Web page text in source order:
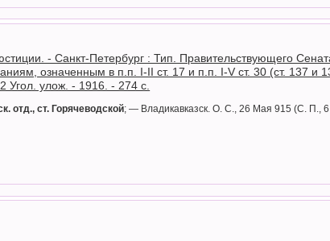
- Санкт-Петербург : Тип. Правительствующего
означенным в п.п. I-II ст. 17 и п.п. I-V ст. 30 (ст. 137 и
Угол. улож. - 1916. - 274 с.
отд., ст. Горячеводской; — Владикавказск. О. С., 26 Мая 915 (С. П.,